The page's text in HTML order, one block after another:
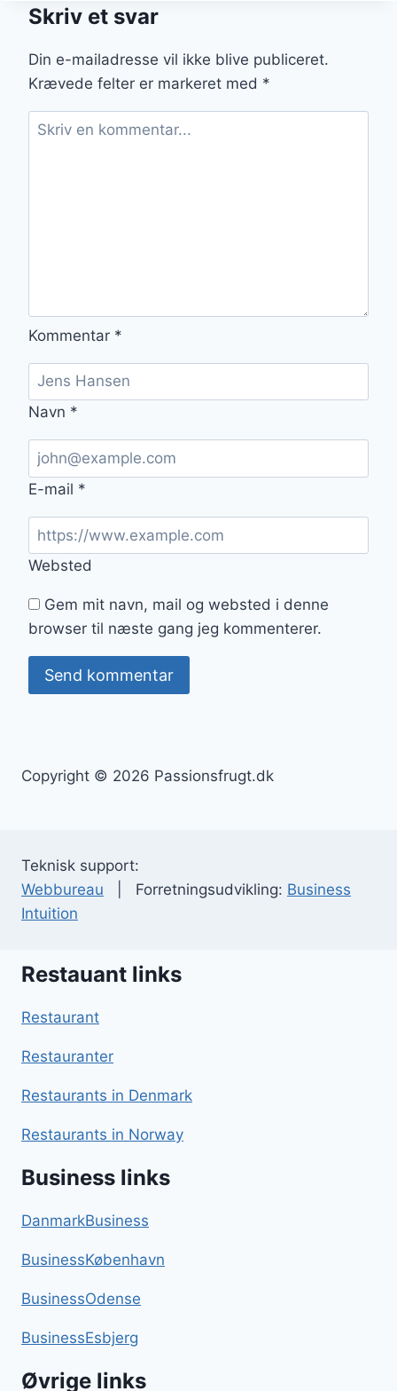
TIL
SYRLIG
FORNYELSE
Skriv et svar
Din e-mailadresse vil ikke blive publiceret.
Krævede felter er markeret med *
Kommentar *
Navn *
E-mail *
Websted
Gem mit navn, mail og websted i denne
browser til næste gang jeg kommenterer.
Copyright © 2026 Passionsfrugt.dk
Teknisk support:
Webbureau | Forretningsudvikling: Business
Intuition
Restauant links
Restaurant
Restauranter
Restaurants in Denmark
Restaurants in Norway
Business links
DanmarkBusiness
BusinessKøbenhavn
BusinessOdense
BusinessEsbjerg
Øvrige links